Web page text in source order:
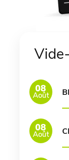
08
Août
08
Août